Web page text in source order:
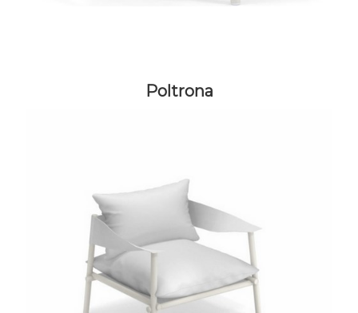
Poltrona